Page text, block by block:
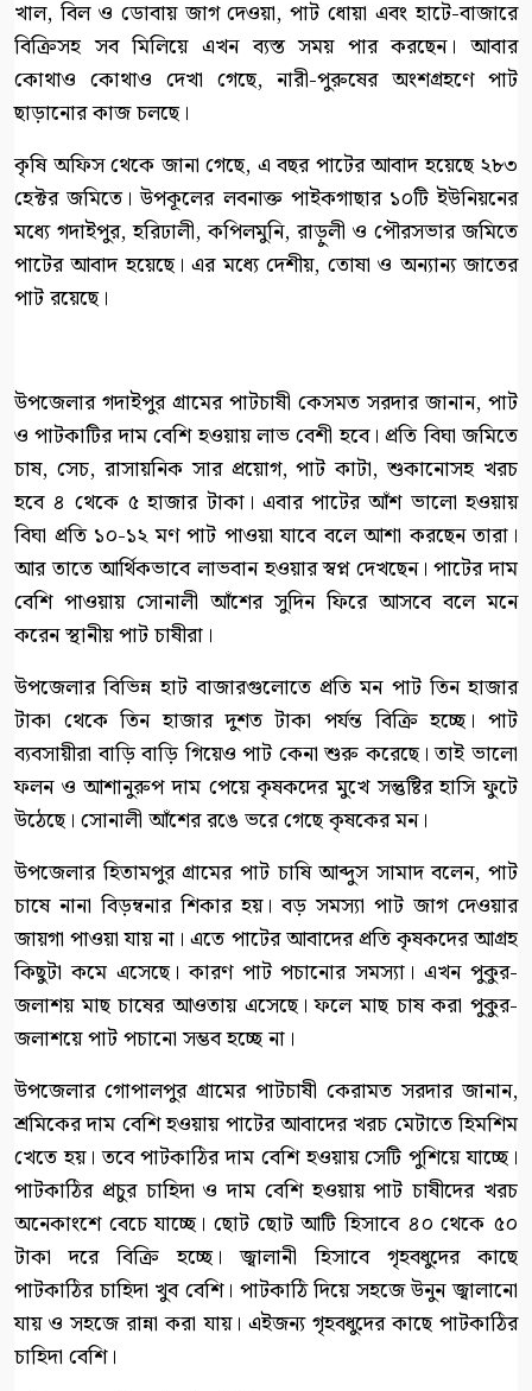
খাল, বিল ও ডোবায় জাগ দেওয়া, পাট ধোয়া এবং হাটে-বাজারে
বিক্রিসহ সব মিলিয়ে এখন ব্যস্ত সময় পার করছেন। আবার
কোথাও কোথাও দেখা গেছে, নারী-পুরুষের অংশগ্রহণে পাট
ছাড়ানোর কাজ চলছে।
কৃষি অফিস থেকে জানা গেছে, এ বছর পাটের আবাদ হয়েছে ২৮৩
হেক্টর জমিতে। উপকূলের লবনাক্ত পাইকগাছার ১০টি ইউনিয়নের
মধ্যে গদাইপুর, হরিঢালী, কপিলমুনি, রাড়ুলী ও পৌরসভার জমিতে
পাটের আবাদ হয়েছে। এর মধ্যে দেশীয়, তোষা ও অন্যান্য জাতের
পাট রয়েছে।
উপজেলার গদাইপুর গ্রামের পাটচাষী কেসমত সরদার জানান, পাট
ও পাটকাটির দাম বেশি হওয়ায় লাভ বেশী হবে। প্রতি বিঘা জমিতে
চাষ, সেচ, রাসায়নিক সার প্রয়োগ, পাট কাটা, শুকানোসহ খরচ
হবে ৪ থেকে ৫ হাজার টাকা। এবার পাটের আঁশ ভালো হওয়ায়
বিঘা প্রতি ১০-১২ মণ পাট পাওয়া যাবে বলে আশা করছেন তারা।
আর তাতে আর্থিকভাবে লাভবান হওয়ার স্বপ্ন দেখছেন। পাটের দাম
বেশি পাওয়ায় সোনালী আঁশের সুদিন ফিরে আসবে বলে মনে
করেন স্থানীয় পাট চাষীরা।
উপজেলার বিভিন্ন হাট বাজারগুলোতে প্রতি মন পাট তিন হাজার
টাকা থেকে তিন হাজার দুশত টাকা পর্যন্ত বিক্রি হচ্ছে। পাট
ব্যবসায়ীরা বাড়ি বাড়ি গিয়েও পাট কেনা শুরু করেছে। তাই ভালো
ফলন ও আশানুরুপ দাম পেয়ে কৃষকদের মুখে সন্তুষ্টির হাসি ফুটে
উঠেছে। সোনালী আঁশের রঙে ভরে গেছে কৃষকের মন।
উপজেলার হিতামপুর গ্রামের পাট চাষি আব্দুস সামাদ বলেন, পাট
চাষে নানা বিড়ম্বনার শিকার হয়। বড় সমস্যা পাট জাগ দেওয়ার
জায়গা পাওয়া যায় না। এতে পাটের আবাদের প্রতি কৃষকদের আগ্রহ
কিছুটা কমে এসেছে। কারণ পাট পচানোর সমস্যা। এখন পুকুর-
জলাশয় মাছ চাষের আওতায় এসেছে। ফলে মাছ চাষ করা পুকুর-
জলাশয়ে পাট পচানো সম্ভব হচ্ছে না।
উপজেলার গোপালপুর গ্রামের পাটচাষী কেরামত সরদার জানান,
শ্রমিকের দাম বেশি হওয়ায় পাটের আবাদের খরচ মেটাতে হিমশিম
খেতে হয়। তবে পাটকাঠির দাম বেশি হওয়ায় সেটি পুশিয়ে যাচ্ছে।
পাটকাঠির প্রচুর চাহিদা ও দাম বেশি হওয়ায় পাট চাষীদের খরচ
অনেকাংশে বেচে যাচ্ছে। ছোট ছোট আটি হিসাবে ৪০ থেকে ৫০
টাকা দরে বিক্রি হচ্ছে। জ্বালানী হিসাবে গৃহবধুদের কাছে
পাটকাঠির চাহিদা খুব বেশি। পাটকাঠি দিয়ে সহজে উনুন জ্বালানো
যায় ও সহজে রান্না করা যায়। এইজন্য গৃহবধুদের কাছে পাটকাঠির
চাহিদা বেশি।